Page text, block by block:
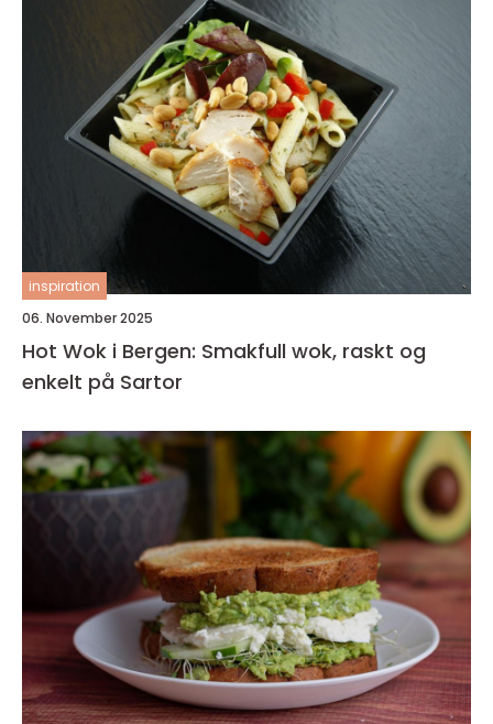
inspiration
06. November 2025
Hot Wok i Bergen: Smakfull wok, raskt og
enkelt på Sartor